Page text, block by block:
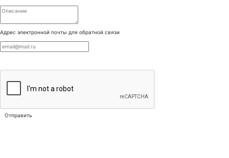
Адрес электронной почты для обратной связи